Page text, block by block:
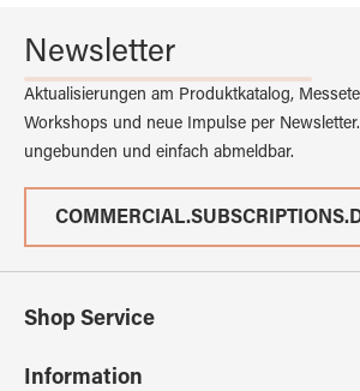
Newsletter
Aktualisierungen am Produktkatalog,
Workshops und neue Impulse per Newsletter.
ungebunden und einfach abmeldbar.
Shop Service
Information